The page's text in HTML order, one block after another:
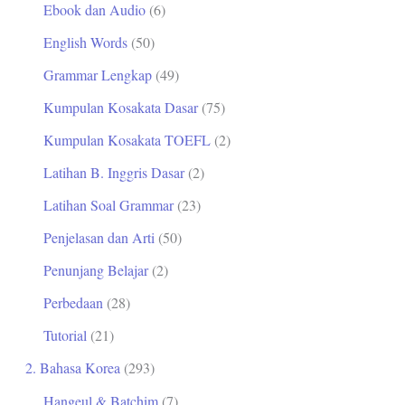
Ebook dan Audio (6)
English Words (50)
Grammar Lengkap (49)
Kumpulan Kosakata Dasar(75)
Kumpulan Kosakata TOEFL (2)
Latihan B. Inggris Dasar(2)
Latihan Soal Grammar(23)
Penjelasan dan Arti (50)
Penunjang Belajar(2)
Perbedaan (28)
Tutorial (21)
2. Bahasa Korea (293)
Hangeul & Batchim (7)